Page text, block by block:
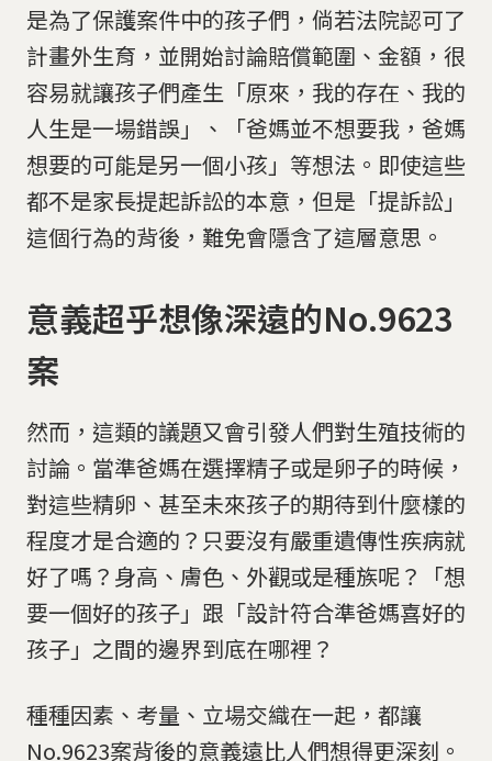
是為了保護案件中的孩子們，倘若法院認可了
計畫外生育，並開始討論賠償範圍、金額，很
容易就讓孩子們產生「原來，我的存在、我的
人生是一場錯誤」、「爸媽並不想要我，爸媽
想要的可能是另一個小孩」等想法。即使這些
都不是家長提起訴訟的本意，但是「提訴訟」
這個行為的背後，難免會隱含了這層意思。
意義超乎想像深遠的No.9623
案
然而，這類的議題又會引發人們對生殖技術的
討論。當準爸媽在選擇精子或是卵子的時候，
對這些精卵、甚至未來孩子的期待到什麼樣的
程度才是合適的？只要沒有嚴重遺傳性疾病就
好了嗎？身高、膚色、外觀或是種族呢？「想
要一個好的孩子」跟「設計符合準爸媽喜好的
孩子」之間的邊界到底在哪裡？
種種因素、考量、立場交織在一起，都讓
No.9623案背後的意義遠比人們想得更深刻。